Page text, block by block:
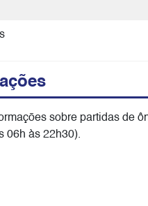
sobre partidas de
06h às 22h30).